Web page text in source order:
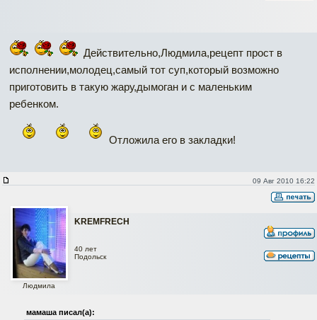
Действительно,Людмила,рецепт прост в
исполнении,молодец,самый тот суп,который возможно
приготовить в такую жару,дымоган и с маленьким
ребенком.
Отложила его в закладки!
09 Авг 2010 16:22
KREMFRECH
Людмила
40 лет
Подольск
мамаша писал(а):